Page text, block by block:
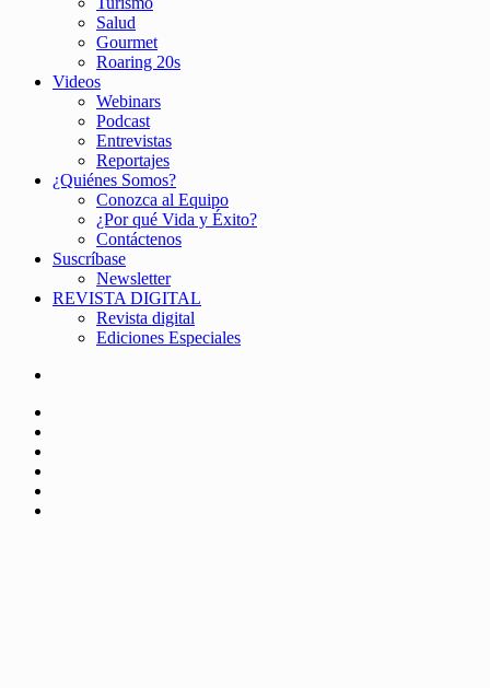
Salud
Gourmet
Roaring 20s
Videos
Webinars
Podcast
Entrevistas
Reportajes
¿Quiénes Somos?
Conozca al Equipo
¿Por qué Vida y Éxito?
Contáctenos
Suscríbase
Newsletter
REVISTA DIGITAL
Revista digital
Ediciones Especiales